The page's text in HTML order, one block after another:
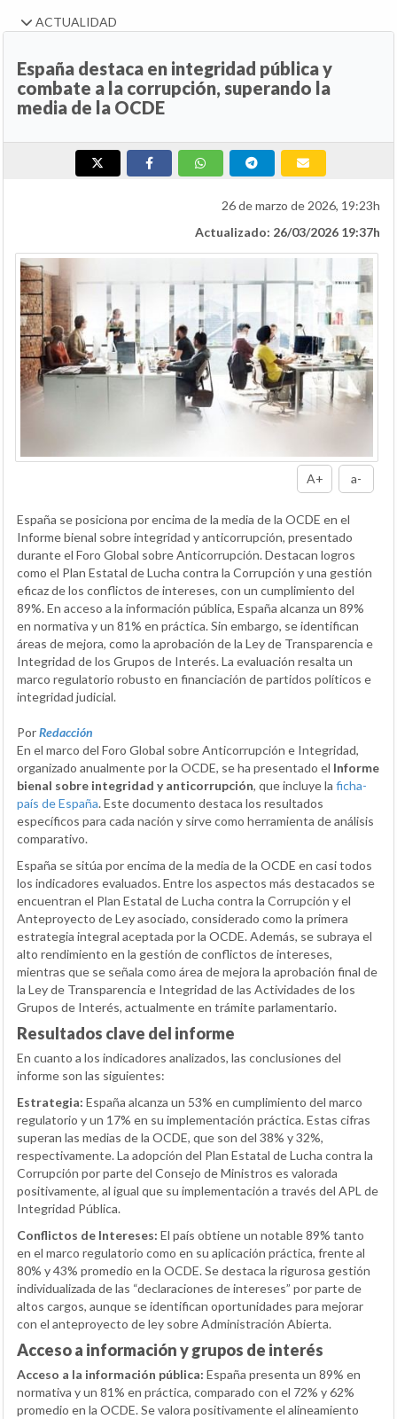
ACTUALIDAD
España destaca en integridad pública y
combate a la corrupción, superando la
media de la OCDE
26 de marzo de 2026, 19:23h
Actualizado: 26/03/2026 19:37h
A+ a-
España se posiciona por encima de la media de la OCDE en el
Informe bienal sobre integridad y anticorrupción, presentado
durante el Foro Global sobre Anticorrupción. Destacan logros
como el Plan Estatal de Lucha contra la Corrupción y una gestión
eficaz de los conflictos de intereses, con un cumplimiento del
89%. En acceso a la información pública, España alcanza un 89%
en normativa y un 81% en práctica. Sin embargo, se identifican
áreas de mejora, como la aprobación de la Ley de Transparencia e
Integridad de los Grupos de Interés. La evaluación resalta un
marco regulatorio robusto en financiación de partidos políticos e
integridad judicial.
PorRedacción
En el marco del Foro Global sobre Anticorrupción e Integridad,
organizado anualmente por la OCDE, se ha presentado el Informe
bienal sobre integridad y anticorrupción, que incluye la ficha-
país de España. Este documento destaca los resultados
específicos para cada nación y sirve como herramienta de análisis
comparativo.
España se sitúa por encima de la media de la OCDE en casi todos
los indicadores evaluados. Entre los aspectos más destacados se
encuentran el Plan Estatal de Lucha contra la Corrupción y el
Anteproyecto de Ley asociado, considerado como la primera
estrategia integral aceptada por la OCDE. Además, se subraya el
alto rendimiento en la gestión de conflictos de intereses,
mientras que se señala como área de mejora la aprobación final de
la Ley de Transparencia e Integridad de las Actividades de los
Grupos de Interés, actualmente en trámite parlamentario.
Resultados clave del informe
En cuanto a los indicadores analizados, las conclusiones del
informe son las siguientes:
Estrategia: España alcanza un 53% en cumplimiento del marco
regulatorio y un 17% en su implementación práctica. Estas cifras
superan las medias de la OCDE, que son del 38% y 32%,
respectivamente. La adopción del Plan Estatal de Lucha contra la
Corrupción por parte del Consejo de Ministros es valorada
positivamente, al igual que su implementación a través del APL de
Integridad Pública.
Conflictos de Intereses: El país obtiene un notable 89% tanto
en el marco regulatorio como en su aplicación práctica, frente al
80% y 43% promedio en la OCDE. Se destaca la rigurosa gestión
individualizada de las “declaraciones de intereses” por parte de
altos cargos, aunque se identifican oportunidades para mejorar
con el anteproyecto de ley sobre Administración Abierta.
Acceso a información y grupos de interés
Acceso a la información pública: España presenta un 89% en
normativa y un 81% en práctica, comparado con el 72% y 62%
promedio en la OCDE. Se valora positivamente el alineamiento